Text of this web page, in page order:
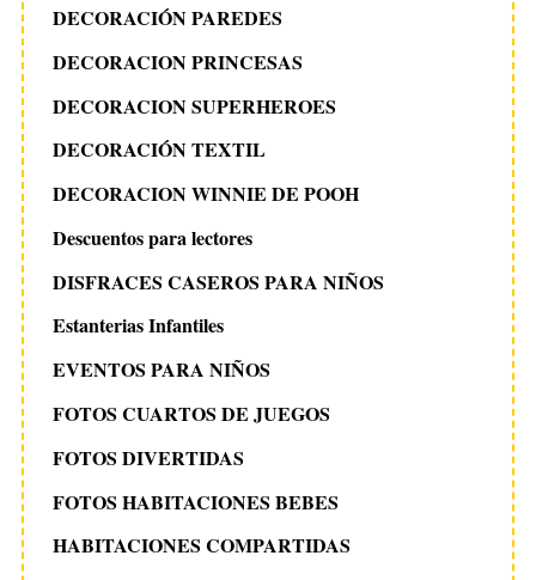
DECORACIÓN PAREDES
DECORACION PRINCESAS
DECORACION SUPERHEROES
DECORACIÓN TEXTIL
DECORACION WINNIE DE POOH
Descuentos para lectores
DISFRACES CASEROS PARA NIÑOS
Estanterias Infantiles
EVENTOS PARA NIÑOS
FOTOS CUARTOS DE JUEGOS
FOTOS DIVERTIDAS
FOTOS HABITACIONES BEBES
HABITACIONES COMPARTIDAS